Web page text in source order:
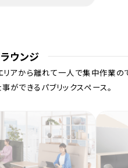
ウンジ
アから離れて一人で集中作業ので
ができるパブリックスペース。